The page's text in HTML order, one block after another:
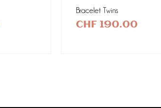
Bracelet Twins
CHF 190.00